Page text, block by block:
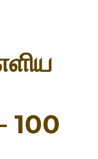
100